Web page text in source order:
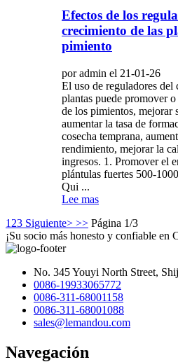
Efectos de los
crecimiento de las
pimiento
por admin el 21-01-26
El uso de reguladores del
plantas puede promover
de los pimientos, mejorar
aumentar la tasa de
cosecha temprana,
rendimiento, mejorar la
ingresos. 1. Promover el
plántulas fuertes 500-
Qui ...
Lee mas
1 23 Siguiente> >> Página 1/3
¡Su socio más honesto y confiable en
No. 345 Youyi North Street,
0086-19933065772
0086-311-68001158
0086-311-68001088
sales@lemandou.com
Navegación